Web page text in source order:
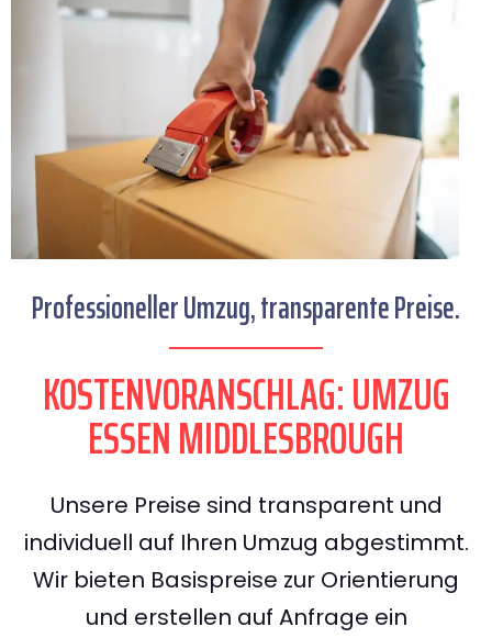
Professioneller Umzug, transparente Preise.
KOSTENVORANSCHLAG: UMZUG
ESSEN MIDDLESBROUGH
Unsere Preise sind transparent und
individuell auf Ihren Umzug abgestimmt.
Wir bieten Basispreise zur Orientierung
und erstellen auf Anfrage ein